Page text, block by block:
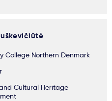
College Northern Denmark
Cultural Heritage